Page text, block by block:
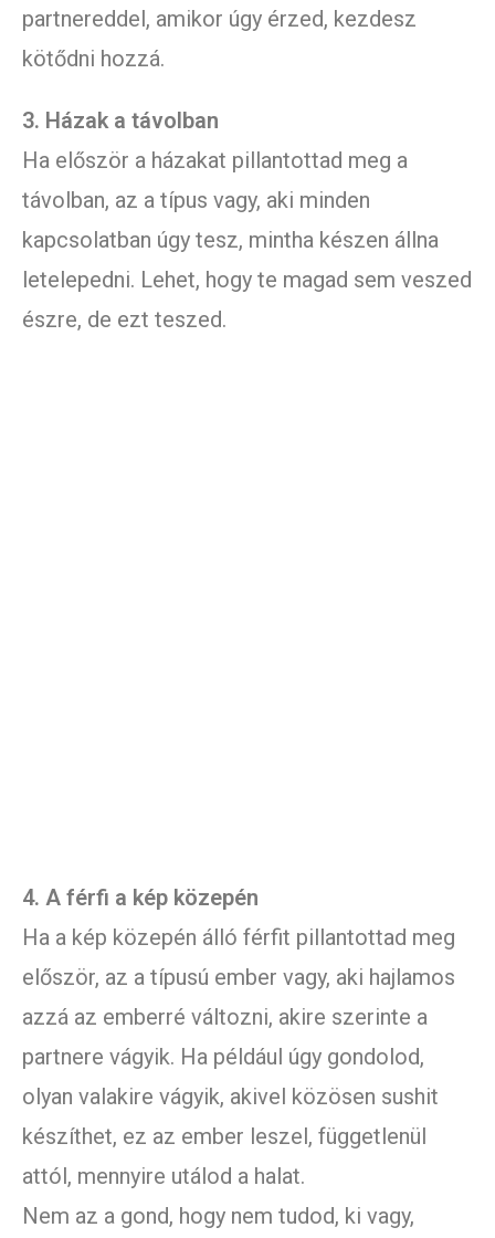
partnereddel, amikor úgy érzed, kezdesz
kötődni hozzá.
3. Házak a távolban
Ha először a házakat pillantottad meg a
távolban, az a típus vagy, aki minden
kapcsolatban úgy tesz, mintha készen állna
letelepedni. Lehet, hogy te magad sem veszed
észre, de ezt teszed.
4. A férfi a kép közepén
Ha a kép közepén álló férfit pillantottad meg
először, az a típusú ember vagy, aki hajlamos
azzá az emberré változni, akire szerinte a
partnere vágyik. Ha például úgy gondolod,
olyan valakire vágyik, akivel közösen sushit
készíthet, ez az ember leszel, függetlenül
attól, mennyire utálod a halat.
Nem az a gond, hogy nem tudod, ki vagy,